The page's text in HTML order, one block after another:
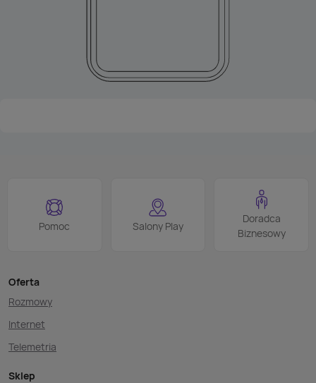
Pomoc Salony Play
Doradca
Biznesowy
Oferta
Rozmowy
Internet
Telemetria
Sklep